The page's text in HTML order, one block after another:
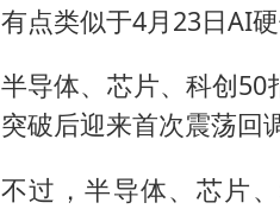
有点类似于4月23日AI
半导体、芯片、科创50
突破后迎来首次震荡回
不过，半导体、芯片